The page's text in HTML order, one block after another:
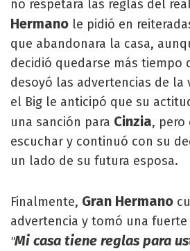
no respetara las reglas del
Hermano le pidió en
que abandonara la casa,
decidió quedarse más tiempo
desoyó las advertencias de la
el Big le anticipó que su
una sanción para Cinzia, pero
escuchar y continuó con su
un lado de su futura esposa.
Finalmente, Gran Hermano
advertencia y tomó una
"Mi casa tiene reglas para